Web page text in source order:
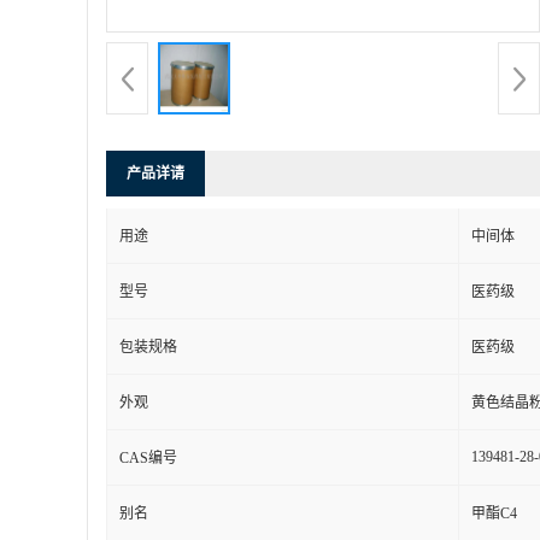
产品详请
用途 中间体
型号 医药级
包装规格 医药级
外观 黄色结晶
CAS编号 139481-
别名 甲酯C4